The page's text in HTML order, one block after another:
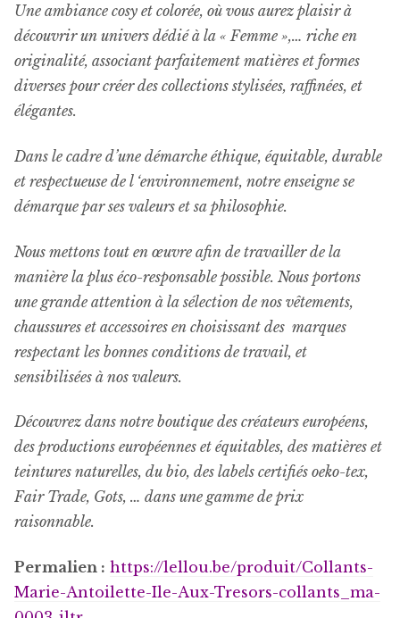
Une ambiance cosy et colorée, où vous aurez plaisir à
découvrir un univers dédié à la « Femme »,… riche en
originalité, associant parfaitement matières et formes
diverses pour créer des collections stylisées, raffinées, et
élégantes.
Dans le cadre d’une démarche éthique, équitable, durable
et respectueuse de l ‘environnement, notre enseigne se
démarque par ses valeurs et sa philosophie.
Nous mettons tout en œuvre afin de travailler de la
manière la plus éco-responsable possible. Nous portons
une grande attention à la sélection de nos vêtements,
chaussures et accessoires en choisissant des marques
respectant les bonnes conditions de travail, et
sensibilisées à nos valeurs.
Découvrez dans notre boutique des créateurs européens,
des productions européennes et équitables, des matières et
teintures naturelles, du bio, des labels certifiés oeko-tex,
Fair Trade, Gots, … dans une gamme de prix
raisonnable.
Permalien : https://lellou.be/produit/Collants-
Marie-Antoilette-Ile-Aux-Tresors-collants_ma-